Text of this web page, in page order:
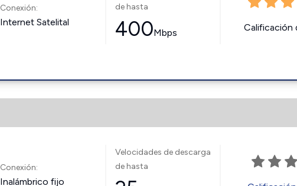
Conexión:
Internet Satelital
de hasta
400Mbps Calificación
Conexión:
Inalámbrico fijo
Velocidades de descarga
de hasta